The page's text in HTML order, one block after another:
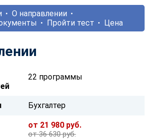
О направлении
Пройти тест Цена
22 программы
Бухгалтер
от 21 980 руб.
от 36 630 руб.